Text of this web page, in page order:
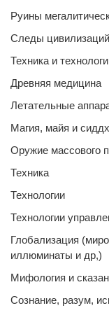
Руины
Следы
Техника и
Древняя медицина
Летательные
Магия, майя и
Оружие массового
Техника
Технологии
Технологии
Глобализация
иллюминаты и др,)
Мифология и
Сознание, разум,